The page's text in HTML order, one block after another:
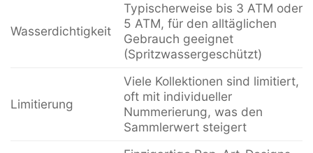
Wasserdichtigkeit
Typischerweise bis 3 ATM oder
5 ATM, für den alltäglichen
Gebrauch geeignet
(Spritzwassergeschützt)
Limitierung
Viele Kollektionen sind limitiert,
oft mit individueller
Nummerierung, was den
Sammlerwert steigert